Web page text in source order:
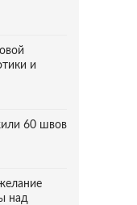
и
60 швов
над